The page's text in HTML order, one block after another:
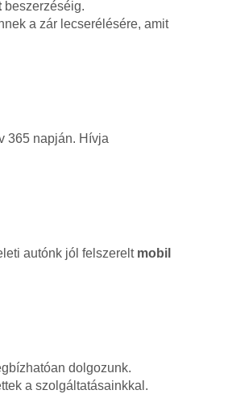
beszerzéséig.
a zár lecserélésére, amit
365 napján. Hívja
autónk jól felszerelt mobil
dolgozunk.
a szolgáltatásainkkal.